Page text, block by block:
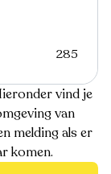
285
vind je
van
melding als er
komen.